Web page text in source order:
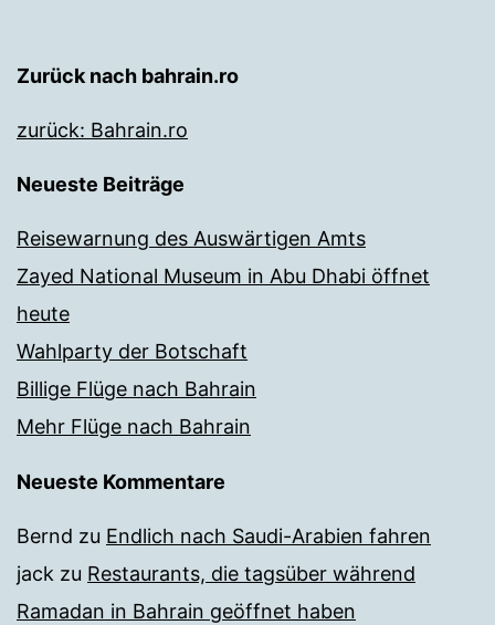
Zurück nach bahrain.ro
zurück: Bahrain.ro
Neueste Beiträge
Reisewarnung des Auswärtigen Amts
Zayed National Museum in Abu Dhabi öffnet
heute
Wahlparty der Botschaft
Billige Flüge nach Bahrain
Mehr Flüge nach Bahrain
Neueste Kommentare
Bernd zu Endlich nach Saudi-Arabien fahren
jack zu Restaurants, die tagsüber während
Ramadan in Bahrain geöffnet haben